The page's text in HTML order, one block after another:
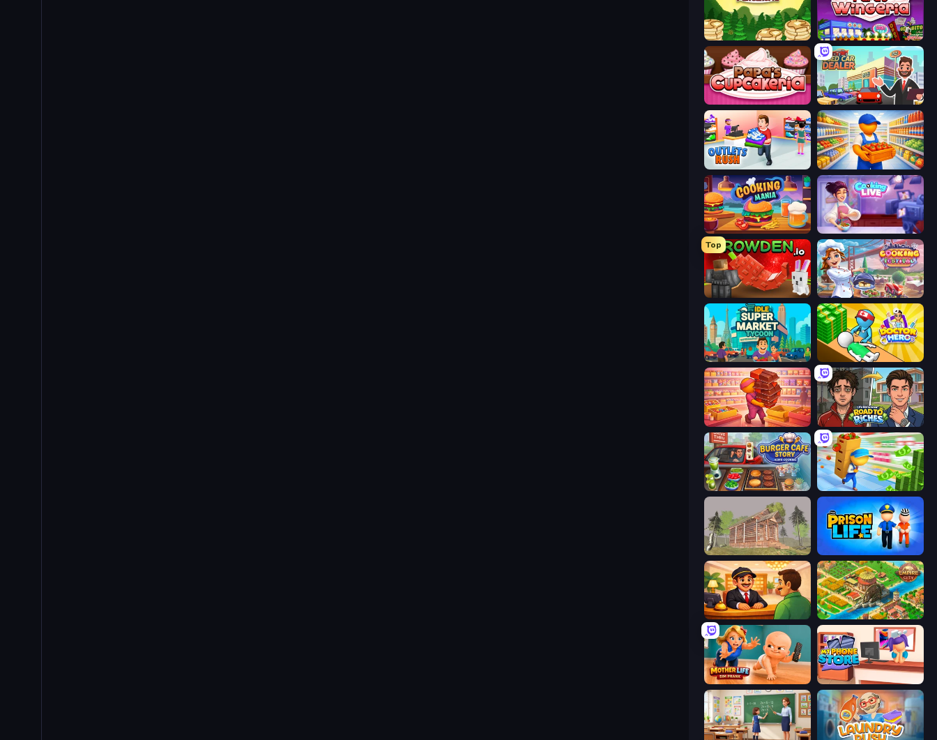
Papa's Pancakeria Papa's Wingeria
Papas Cupcakeria Used Car Dealer Tycoon
Outlets Rush Supermarket Manager
Cooking Mania Cooking Live
Top
Grow A Garden | Growden.io Cooking Festival
Idle Supermarket Tycoon Doctor Hero
Candy Packing Store Life Simulator: Road to Riches
Burger Cafe Story ASMR Cooking Supermarket Empire
Survive In The Forest Prison Life
Empire City
Mother Life Simulator: Prank My Phone Store